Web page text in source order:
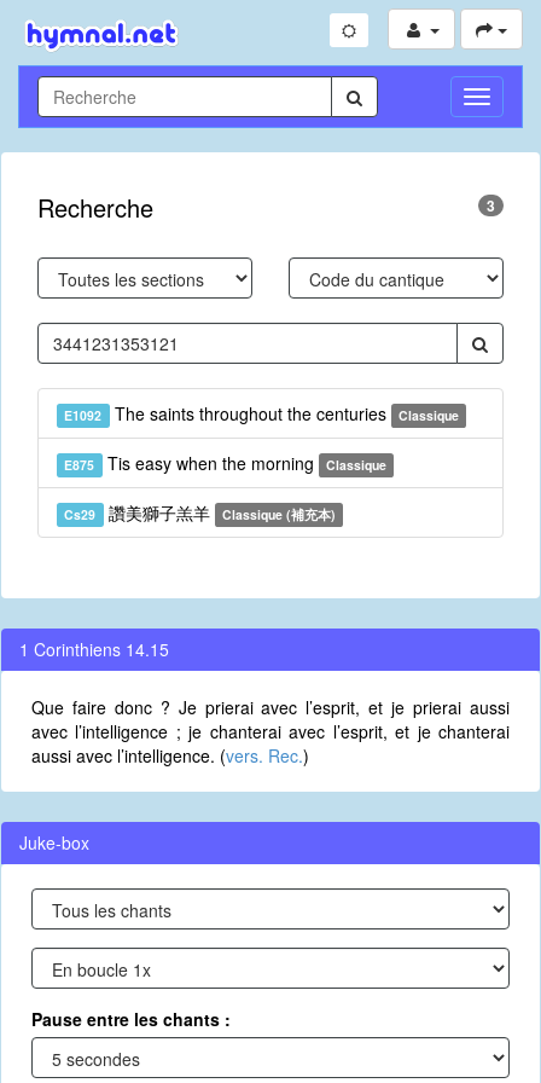
Toggle
Recherche 3
E1092 The saints throughout the centuries Classique
E875 Tis easy when the morning Classique
Cs29 讚美獅子羔羊 Classique (補充本)
1 Corinthiens 14.15
Que faire donc ? Je prierai avec l’esprit, et je prierai aussi
avec l’intelligence ; je chanterai avec l’esprit, et je chanterai
aussi avec l’intelligence. (vers. Rec.)
Juke-box
Pause entre les chants :